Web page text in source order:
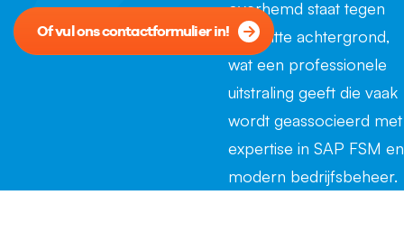
Of vul ons contactformulier in!